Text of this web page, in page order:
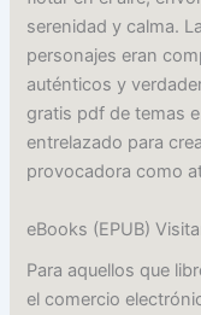
serenidad y calma.
personajes eran
auténticos y
gratis pdf de temas
entrelazado para
provocadora como
eBooks (EPUB)
Para aquellos que
el comercio